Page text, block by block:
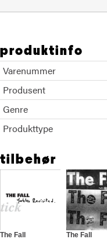
produktinfo
Varenummer
Produsent
Genre
Produkttype
tilbehør
The Fall The Fall